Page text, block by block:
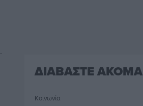
ΔΙΑΒΑΣΤΕ ΑΚΟΜΑ
Κοινωνία